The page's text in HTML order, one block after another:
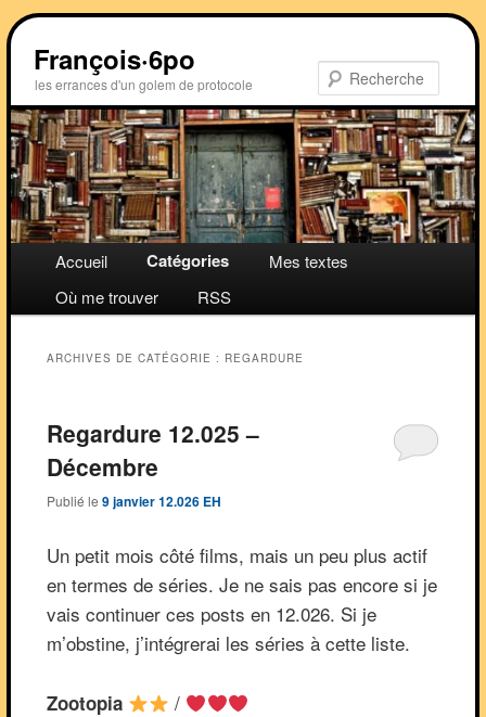
Aller
au
contenu
principal
Aller
au
contenu
secondaire
François·6po
les errances d'un golem de protocole
Accueil Catégories
Mes textes
Où me trouver
RSS
ARCHIVES DE CATÉGORIE : REGARDURE
Regardure 12.025 –
Décembre
Publié le 9 janvier 12.026 EH
Un petit mois côté films, mais un peu plus actif
en termes de séries. Je ne sais pas encore si je
vais continuer ces posts en 12.026. Si je
m’obstine, j’intégrerai les séries à cette liste.
Zootopia
/